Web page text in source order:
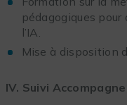
pédagogiques
l’IA.
Mise à disposition
IV. Suivi